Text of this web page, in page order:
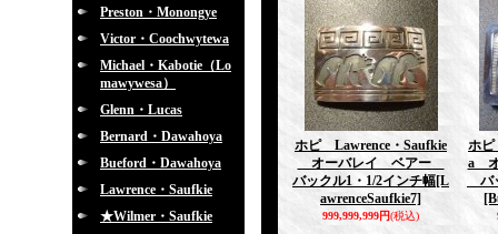
Preston・Monongye
Victor・Coochwytewa
Michael・Kabotie（Lo
mawywesa）
Glenn・Lucas
Bernard・Dawahoya
Bueford・Dawahoya
Lawrence・Saufkie
★Wilmer・Saufkie
ホピ Lawrence・Saufkie
オーバレイ ベアー
バックル1・1/2インチ幅[L
awrenceSaufkie7]
999,999,999円(税込)
ホ
a オ
バ